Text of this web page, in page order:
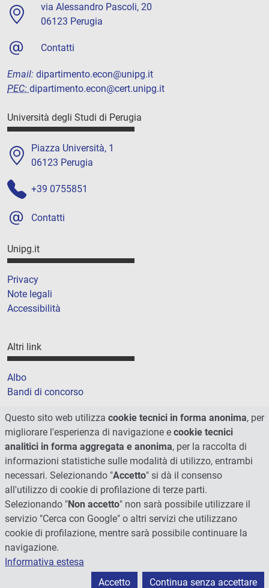
via Alessandro Pascoli, 20
06123 Perugia
Contatti
Email: dipartimento.econ@unipg.it
PEC: dipartimento.econ@cert.unipg.it
Università degli Studi di Perugia
Piazza Università, 1
06123 Perugia
+39 0755851
Contatti
Unipg.it
Privacy
Note legali
Accessibilità
Altri link
Albo
Bandi di concorso
Amministrazione trasparente
Cookie
Mappa del sito
© 2026 - Università degli Studi di Perugia
Questo sito web utilizza cookie tecnici in forma anonima, per
migliorare l'esperienza di navigazione e cookie tecnici
analitici in forma aggregata e anonima, per la raccolta di
informazioni statistiche sulle modalità di utilizzo, entrambi
necessari. Selezionando "Accetto" si dà il consenso
all'utilizzo di cookie di profilazione di terze parti.
Selezionando "Non accetto" non sarà possibile utilizzare il
servizio "Cerca con Google" o altri servizi che utilizzano
cookie di profilazione, mentre sarà possibile continuare la
navigazione.
Informativa estesa
Accetto
Continua senza accettare